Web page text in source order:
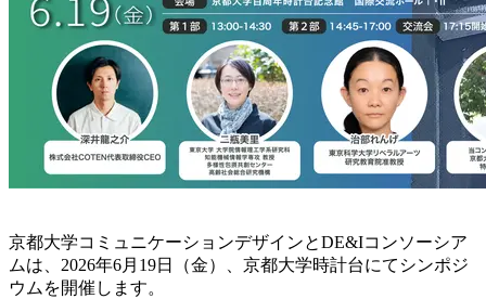
京都大学コミュニケーションデザインとDE&Iコンソーシア
ムは、2026年6月19日（金）、京都大学時計台にてシンポジ
ウムを開催します。